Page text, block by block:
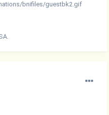
bnifiles/guestbk2.gif